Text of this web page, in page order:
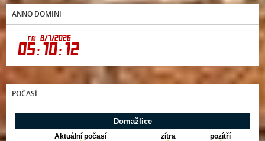
ANNO DOMINI
POČASÍ